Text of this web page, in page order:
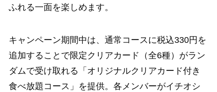
ふれる一面を楽しめます。
キャンペーン期間中は、通常コースに税込330円を
追加することで限定クリアカード（全6種）がラン
ダムで受け取れる「オリジナルクリアカード付き
食べ放題コース」を提供。各メンバーがイチオシ